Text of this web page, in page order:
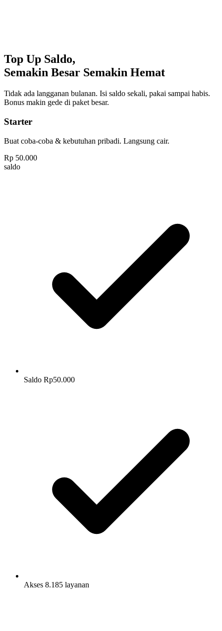
Top Up Saldo,
Semakin Besar Semakin Hemat
Tidak ada langganan bulanan. Isi saldo sekali, pakai sampai habis.
Bonus makin gede di paket besar.
Starter
Buat coba-coba & kebutuhan pribadi. Langsung cair.
Rp 50.000
saldo
Saldo Rp50.000
Akses 8.185 layanan